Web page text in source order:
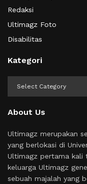
Redaksi
Ultimagz Foto
Disabilitas
Kategori
About Us
Ultimagz merupakan
yang berlokasi di
Ultimagz pertama kali
keluarga Ultimagz
sebuah majalah yang